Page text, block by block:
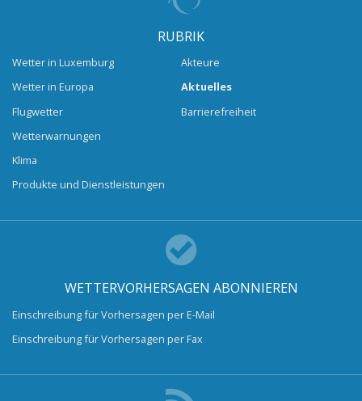
RUBRIK
Wetter in Luxemburg
Wetter in Europa
Flugwetter
Wetterwarnungen
Klima
Produkte und Dienstleistungen
Akteure
Aktuelles
Barrierefreiheit
WETTERVORHERSAGEN ABONNIEREN
Einschreibung für Vorhersagen per E-Mail
Einschreibung für Vorhersagen per Fax